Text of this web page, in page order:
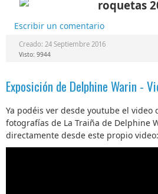
Escribir un comentario
Creado: 24 Septiembre 2016
Visto: 9944
Exposición de Delphine Warin -
Ya podéis ver desde youtube el video
fotografías de La Traiña de Delphine
directamente desde este propio video: